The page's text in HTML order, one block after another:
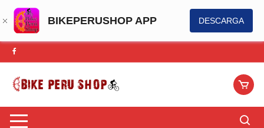
BIKEPERUSHOP APP DESCARGA
Saltar
al
contenido